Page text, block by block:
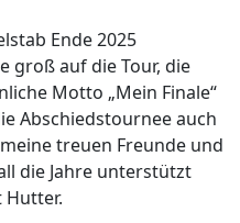
Ende 2025
groß auf die Tour, die
Motto „Mein Finale“
Abschiedstournee auch
treuen Freunde und
die Jahre unterstützt